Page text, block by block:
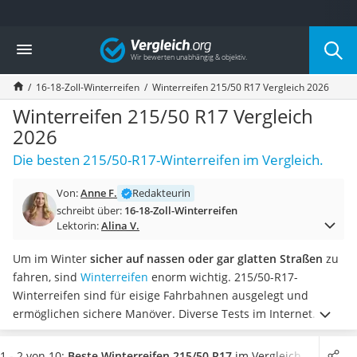
Die beliebtesten Vergleiche nach Kategorie
Auto & Motor
Fahrradträger-Anhängerkupplung (4 Fahrräder)
Fahrradträger
Fahrradträger (Anhängerkupplung)
Fahrradträger 3 Fahrräder
Benzinkanister (20 l)
Dashcam
Benzinkanister
Marderschreck
AGM-Batterie Wohnmobil
Thule-Fahrradträger
FM-Transmitter
Sommerreifen 205/55 R16
Autobatterie-Ladegerät
Vergleich
16-18-Zoll-Winterreifen Winterreifen 215/50 R17 Vergleich 2026
Winterreifen 215/50 R17 Vergleich
2026
Die besten 215/50-R17-Winterreifen im Vergleich.
Von:Anne F.
Redakteurin
schreibt über: 16-18-Zoll-Winterreifen
Lektorin:Alina V.
Um im Winter sicher auf nassen oder gar glatten Straßen zu
fahren, sind Winterreifen enorm wichtig. 215/50-R17-
Winterreifen sind für eisige Fahrbahnen ausgelegt und
ermöglichen sichere Manöver. Diverse Tests im Internet
empfehlen Winterreifen mit einer hohen
Kraftstoffeffizienzklasse, sodass möglichst wenig Kraftstoff